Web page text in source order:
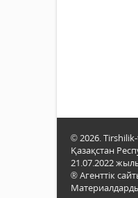
© 2026. Tirshilik-
Қазақстан
21.07.2022
® Агенттік